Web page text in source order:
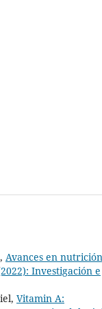
Avances en
Investigación e
Vitamin A: